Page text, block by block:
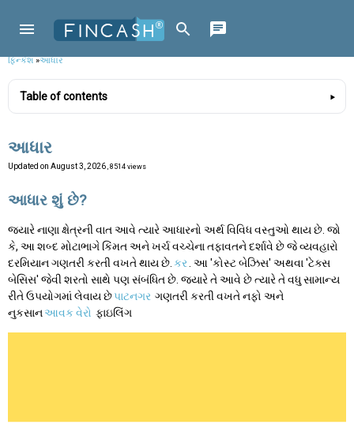
ફિન્કેશ»આધાર
Table of contents
આધાર
Updated on August 3, 2026 , 8514 views
આધાર શું છે?
જ્યારે નાણા ક્ષેત્રની વાત આવે ત્યારે આધારનો અર્થ વિવિધ વસ્તુઓ થાય છે. જો
કે, આ શબ્દ મોટાભાગે કિંમત અને ખર્ચ વચ્ચેના તફાવતને દર્શાવે છે જે વ્યવહારો
દરમિયાન ગણતરી કરતી વખતે થાય છે. કર . આ 'કોસ્ટ બેઝિસ' અથવા 'ટેક્સ
બેસિસ' જેવી શરતો સાથે પણ સંબંધિત છે. જ્યારે તે આવે છે ત્યારે તે વધુ સામાન્ય
રીતે ઉપયોગમાં લેવાય છેપાટનગર ગણતરી કરતી વખતે નફો અને
નુકસાન આવક વેરો ફાઇલિંગ